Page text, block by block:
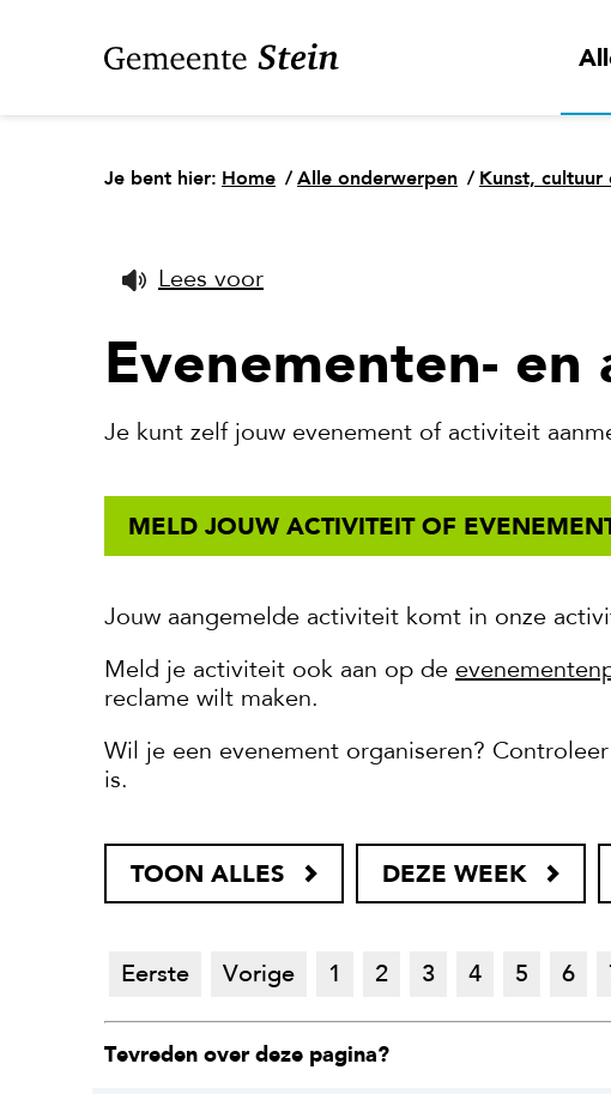
Je bent hier: Home / Alle onderwerpen / Kunst, cultuur
Lees voor
Evenementen-
Je kunt zelf jouw evenement of activiteit
MELD JOUW ACTIVITEIT OF
Jouw aangemelde activiteit komt in onze
Meld je activiteit ook aan op de
reclame wilt maken.
Wil je een evenement organiseren?
is.
TOON ALLES DEZE WEEK
Eerste Vorige 1 2 3 4 5 6
Tevreden over deze pagina?